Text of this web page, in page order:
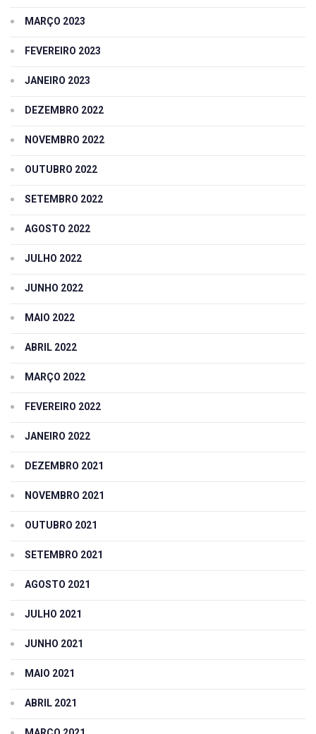
MARÇO 2023
FEVEREIRO 2023
JANEIRO 2023
DEZEMBRO 2022
NOVEMBRO 2022
OUTUBRO 2022
SETEMBRO 2022
AGOSTO 2022
JULHO 2022
JUNHO 2022
MAIO 2022
ABRIL 2022
MARÇO 2022
FEVEREIRO 2022
JANEIRO 2022
DEZEMBRO 2021
NOVEMBRO 2021
OUTUBRO 2021
SETEMBRO 2021
AGOSTO 2021
JULHO 2021
JUNHO 2021
MAIO 2021
ABRIL 2021